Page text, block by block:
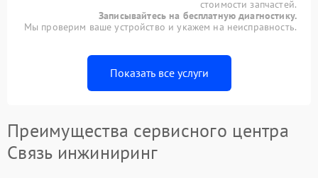
стоимости запчастей.
Записывайтесь на бесплатную диагностику.
Мы проверим ваше устройство и укажем на неисправность.
Показать все услуги
Преимущества сервисного центра
Связь инжиниринг